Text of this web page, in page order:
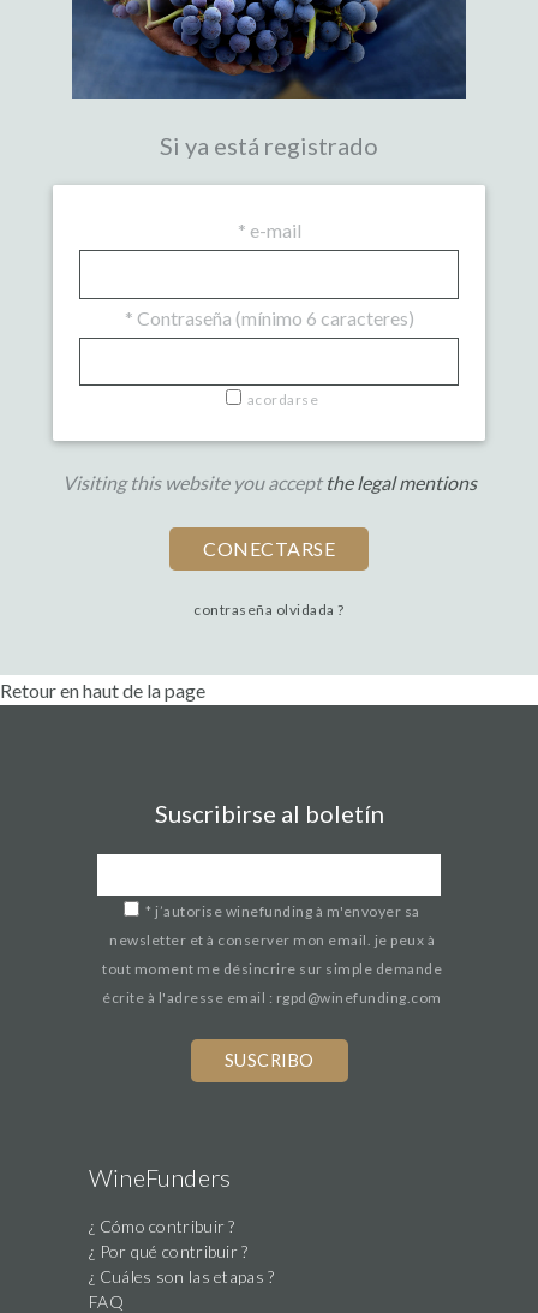
Si ya está registrado
* e-mail
* Contraseña (mínimo 6 caracteres)
acordarse
Visiting this website you accept the legal mentions
contraseña olvidada ?
Retour en haut de la page
Suscribirse al boletín
* j’autorise winefunding à m'envoyer sa
newsletter et à conserver mon email. je peux à
tout moment me désincrire sur simple demande
écrite à l'adresse email : rgpd@winefunding.com
WineFunders
¿ Cómo contribuir ?
¿ Por qué contribuir ?
¿ Cuáles son las etapas ?
FAQ